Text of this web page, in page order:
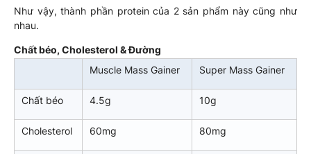
Như vậy, thành phần protein của 2 sản phẩm này cũng như
nhau.
Chất béo, Cholesterol & Đường
Muscle Mass Gainer
Super Mass Gainer
Chất béo 4.5g 10g
Cholesterol 60mg 80mg